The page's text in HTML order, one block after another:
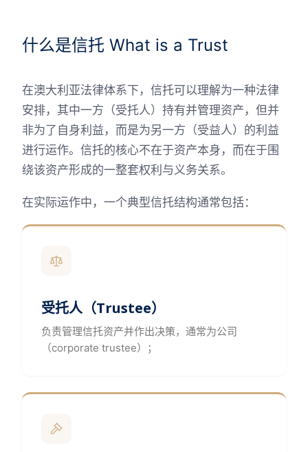
什么是信托 What is a Trust
在澳大利亚法律体系下，信托可以理解为一种法律
安排，其中一方（受托人）持有并管理资产，但并
非为了自身利益，而是为另一方（受益人）的利益
进行运作。信托的核心不在于资产本身，而在于围
绕该资产形成的一整套权利与义务关系。
在实际运作中，一个典型信托结构通常包括：
受托人（Trustee）
负责管理信托资产并作出决策，通常为公司
（corporate trustee）；